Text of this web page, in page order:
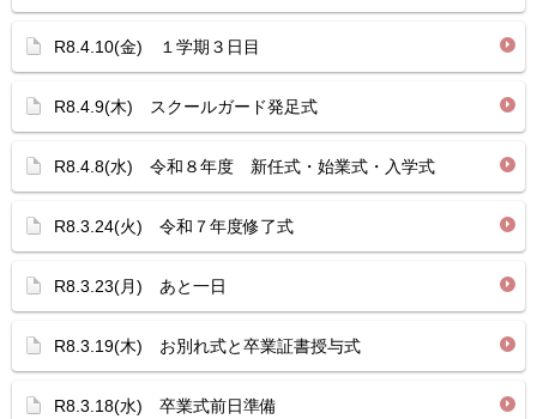
R8.4.10(金) １学期３日目
R8.4.9(木) スクールガード発足式
R8.4.8(水) 令和８年度 新任式・始業式・入学式
R8.3.24(火) 令和７年度修了式
R8.3.23(月) あと一日
R8.3.19(木) お別れ式と卒業証書授与式
R8.3.18(水) 卒業式前日準備